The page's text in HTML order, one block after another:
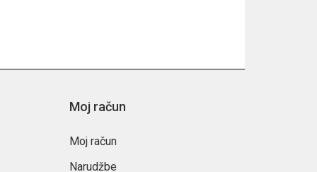
Moj račun
Moj račun
Narudžbe